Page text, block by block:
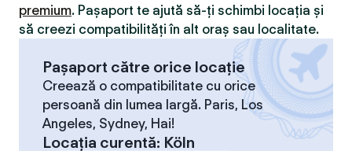
premium. Pașaport te ajută să-ți schimbi locația și
să creezi compatibilităţi în alt oraș sau localitate.
Pașaport către orice locație
Creează o compatibilitate cu orice
persoană din lumea largă. Paris, Los
Angeles, Sydney, Hai!
Locaţia curentă: Köln